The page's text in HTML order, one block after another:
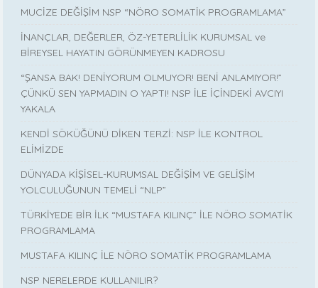
MUCİZE DEĞİŞİM NSP “NÖRO SOMATİK PROGRAMLAMA”
İNANÇLAR, DEĞERLER, ÖZ-YETERLİLİK KURUMSAL ve
BİREYSEL HAYATIN GÖRÜNMEYEN KADROSU
“ŞANSA BAK! DENİYORUM OLMUYOR! BENİ ANLAMIYOR!”
ÇÜNKÜ SEN YAPMADIN O YAPTI! NSP İLE İÇİNDEKİ AVCIYI
YAKALA
KENDİ SÖKÜĞÜNÜ DİKEN TERZİ: NSP İLE KONTROL
ELİMİZDE
DÜNYADA KİŞİSEL-KURUMSAL DEĞİŞİM VE GELİŞİM
YOLCULUĞUNUN TEMELİ “NLP”
TÜRKİYEDE BİR İLK “MUSTAFA KILINÇ” İLE NÖRO SOMATİK
PROGRAMLAMA
MUSTAFA KILINÇ İLE NÖRO SOMATİK PROGRAMLAMA
NSP NERELERDE KULLANILIR?